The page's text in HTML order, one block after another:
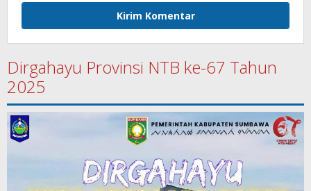
Dirgahayu Provinsi NTB ke-67 Tahun
2025